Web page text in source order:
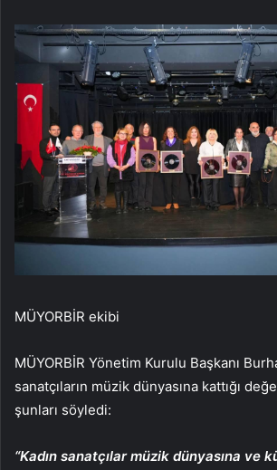
MÜYORBİR ekibi
MÜYORBİR Yönetim Kurulu Başkanı
sanatçıların müzik dünyasına kattığı
şunları söyledi:
“Kadın sanatçılar müzik dünyasına ve